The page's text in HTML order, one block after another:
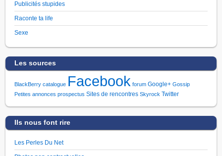
Publicités stupides
Raconte ta life
Sexe
Les sources
BlackBerry catalogue Facebook forum Google+ Gossip
Petites annonces prospectus Sites de rencontres Skyrock Twitter
Ils nous font rire
Les Perles Du Net